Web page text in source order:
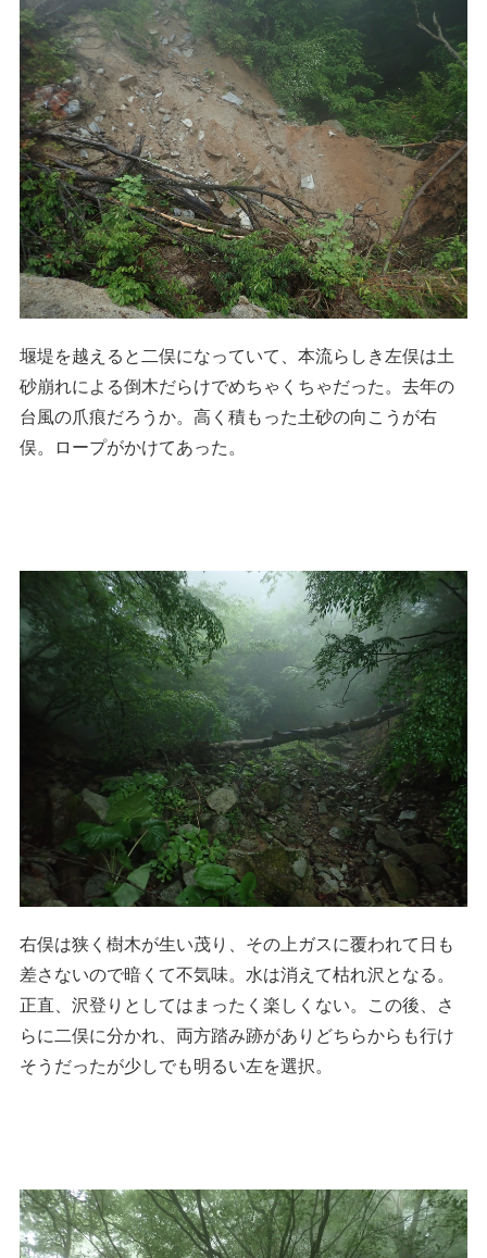
堰堤を越えると二俣になっていて、本流らしき左俣は土
砂崩れによる倒木だらけでめちゃくちゃだった。去年の
台風の爪痕だろうか。高く積もった土砂の向こうが右
俣。ロープがかけてあった。
右俣は狭く樹木が生い茂り、その上ガスに覆われて日も
差さないので暗くて不気味。水は消えて枯れ沢となる。
正直、沢登りとしてはまったく楽しくない。この後、さ
らに二俣に分かれ、両方踏み跡がありどちらからも行け
そうだったが少しでも明るい左を選択。